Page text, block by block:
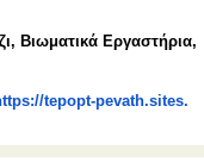
Βιωματικά Εργαστήρια,
tepopt-pevath.sites.